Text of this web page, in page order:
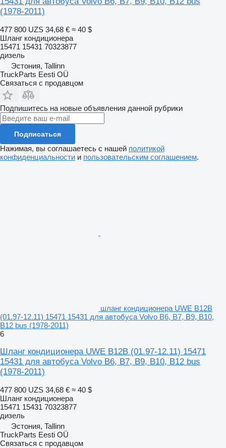
(1978-2011)
477 800 UZS 34,68 € ≈ 40 $
Шланг кондиционера
15471 15431 70323877
дизель
Эстония, Tallinn
TruckParts Eesti OÜ
Связаться с продавцом
Подпишитесь на новые объявления данной рубрики
Подписаться
Нажимая, вы соглашаетесь с нашей политикой
конфиденциальности и пользовательским соглашением.
шланг кондиционера UWE B12B
(01.97-12.11) 15471 15431 для автобуса Volvo B6, B7, B9, B10,
B12 bus (1978-2011)
6
Шланг кондиционера UWE B12B (01.97-12.11) 15471
15431 для автобуса Volvo B6, B7, B9, B10, B12 bus
(1978-2011)
477 800 UZS 34,68 € ≈ 40 $
Шланг кондиционера
15471 15431 70323877
дизель
Эстония, Tallinn
TruckParts Eesti OÜ
Связаться с продавцом